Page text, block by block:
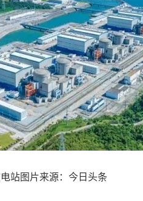
站图片来源：今日头条